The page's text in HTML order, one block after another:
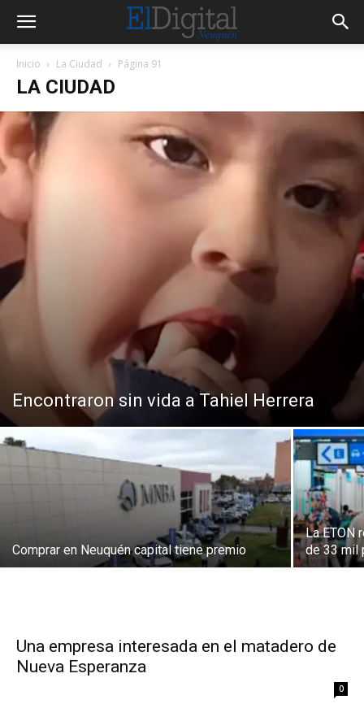
Inicio La Ciudad Página 91
LA CIUDAD
Encontraron sin vida a Tahiel Herrera
Comprar en Neuquén capital tiene premio
La ETON
de 33 mil
Una empresa interesada en el matadero de
Nueva Esperanza
0